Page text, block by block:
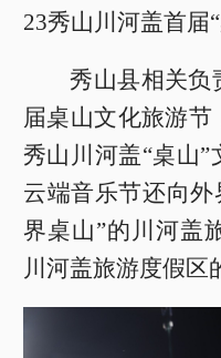
23秀山川河盖首届
秀山县相关负
届桌山文化旅游节
秀山川河盖“桌山”
云端音乐节还向外
界桌山”的川河盖
川河盖旅游度假区